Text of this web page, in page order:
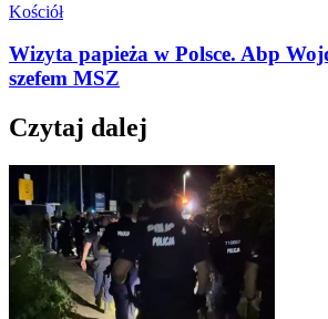
Kościół
Wizyta papieża w Polsce. Abp
szefem MSZ
Czytaj dalej